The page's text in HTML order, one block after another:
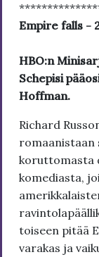
Empire falls -
HBO:n
Schepisi
Hoffman.
Richard
romaanistaan
koruttomasta
komediasta,
toiseen pitää
varakas ja